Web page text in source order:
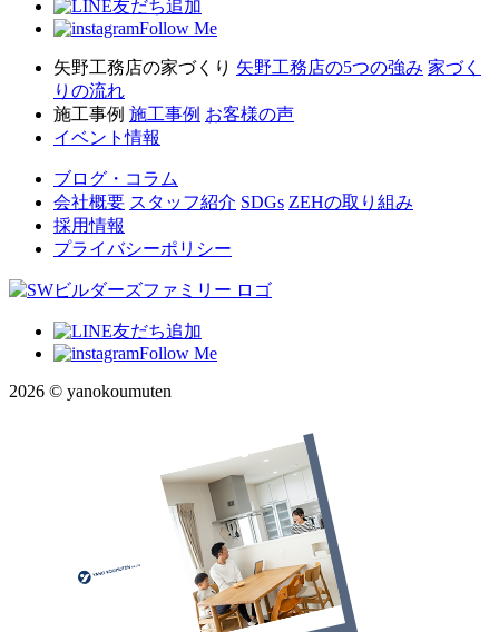
友だち追加
Follow Me
矢野工務店の家づくり 矢野工務店の5つの強み 家づく
りの流れ
施工事例 施工事例 お客様の声
イベント情報
ブログ・コラム
会社概要 スタッフ紹介 SDGs ZEHの取り組み
採用情報
プライバシーポリシー
友だち追加
Follow Me
2026 © yanokoumuten